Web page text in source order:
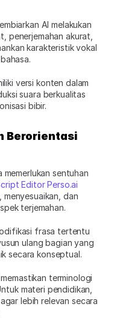
AI melakukan
penerjemahan akurat,
karakteristik vokal
versi konten dalam
suara berkualitas
bibir.
Berorientasi
sentuhan
Editor Perso.ai
menyesuaikan, dan
terjemahan.
frasa tertentu
ulang bagian yang
secara konseptual.
terminologi
materi pendidikan,
lebih relevan secara